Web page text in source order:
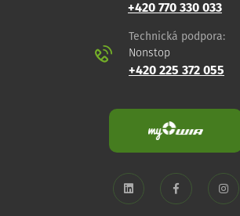
+420 770 330 033
Technická podpora:
Nonstop
+420 225 372 055